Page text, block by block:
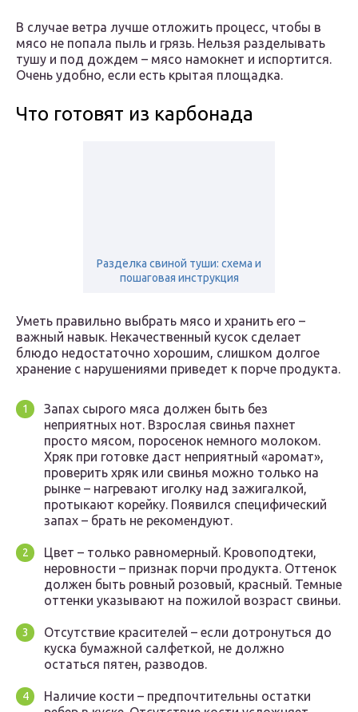
В случае ветра лучше отложить процесс, чтобы в
мясо не попала пыль и грязь. Нельзя разделывать
тушу и под дождем – мясо намокнет и испортится.
Очень удобно, если есть крытая площадка.
Что готовят из карбонада
Разделка свиной туши: схема и
пошаговая инструкция
Уметь правильно выбрать мясо и хранить его –
важный навык. Некачественный кусок сделает
блюдо недостаточно хорошим, слишком долгое
хранение с нарушениями приведет к порче продукта.
Запах сырого мяса должен быть без
неприятных нот. Взрослая свинья пахнет
просто мясом, поросенок немного молоком.
Хряк при готовке даст неприятный «аромат»,
проверить хряк или свинья можно только на
рынке – нагревают иголку над зажигалкой,
протыкают корейку. Появился специфический
запах – брать не рекомендуют.
Цвет – только равномерный. Кровоподтеки,
неровности – признак порчи продукта. Оттенок
должен быть ровный розовый, красный. Темные
оттенки указывают на пожилой возраст свиньи.
Отсутствие красителей – если дотронуться до
куска бумажной салфеткой, не должно
остаться пятен, разводов.
Наличие кости – предпочтительны остатки